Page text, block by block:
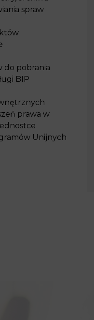
spraw
do pobrania
BIP
prawa w
Unijnych